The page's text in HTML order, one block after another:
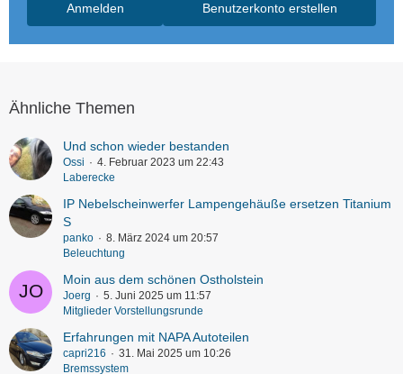
Benutzerkonto erstellen
Anmelden
Ähnliche Themen
Und schon wieder bestanden
Ossi
4. Februar 2023 um 22:43
Laberecke
IP Nebelscheinwerfer Lampengehäuße ersetzen Titanium
S
panko
8. März 2024 um 20:57
Beleuchtung
Moin aus dem schönen Ostholstein
Joerg
5. Juni 2025 um 11:57
Mitglieder Vorstellungsrunde
Erfahrungen mit NAPA Autoteilen
capri216
31. Mai 2025 um 10:26
Bremssystem